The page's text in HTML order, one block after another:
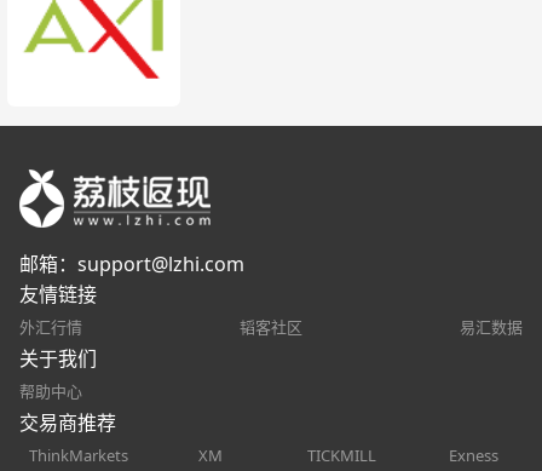
邮箱： support@lzhi.com
友情链接
外汇行情 韬客社区 易汇数据
关于我们
帮助中心
交易商推荐
ThinkMarkets XM TICKMILL
Exness